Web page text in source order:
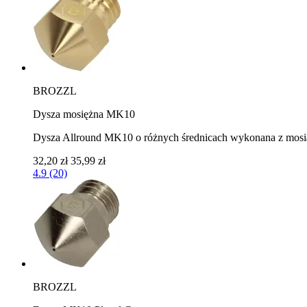
BROZZL
Dysza mosiężna MK10
Dysza Allround MK10 o różnych średnicach wykonana z
32,20 zł 35,99 zł
4.9 (20)
BROZZL